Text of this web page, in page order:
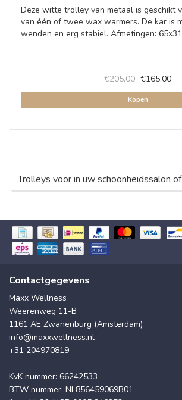
Deze witte trolley van metaal is geschikt
van één of twee wax warmers. De kar is
wenden en erg stabiel. Afmetingen:
€205,00 €165,00
Kopen
Trolleys voor in uw schoonheidssalon
Contactgegevens
Maxx Wellness
Weerenweg 11-B
1161 AE Zwanenburg (Amsterdam)
info@maxxwellness.nl
+31 204970819
KvK nummer: 66242533
BTW nummer: NL856459069B01